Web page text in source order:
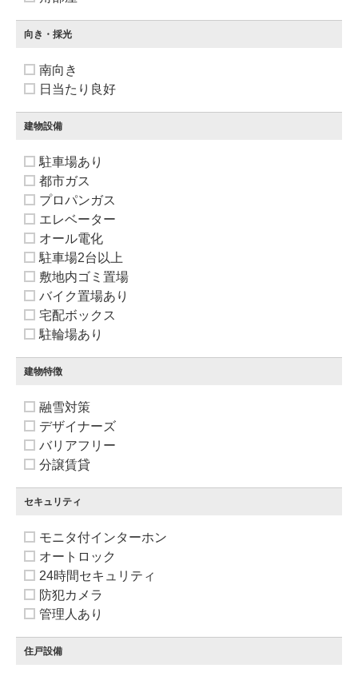
向き・採光
南向き
日当たり良好
建物設備
駐車場あり
都市ガス
プロパンガス
エレベーター
オール電化
駐車場2台以上
敷地内ゴミ置場
バイク置場あり
宅配ボックス
駐輪場あり
建物特徴
融雪対策
デザイナーズ
バリアフリー
分譲賃貸
セキュリティ
モニタ付インターホン
オートロック
24時間セキュリティ
防犯カメラ
管理人あり
住戸設備